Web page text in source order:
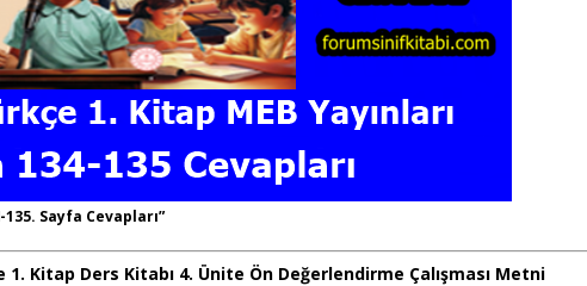
Sayfa Cevapları”
1. Kitap Ders Kitabı 4. Ünite Ön Değerlendirme Çalışması Metni